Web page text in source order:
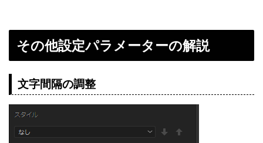
その他設定パラメーターの解説
文字間隔の調整